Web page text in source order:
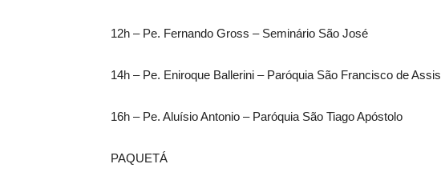
12h – Pe. Fernando Gross – Seminário São José
14h – Pe. Eniroque Ballerini – Paróquia São Francisco de Assis
16h – Pe. Aluísio Antonio – Paróquia São Tiago Apóstolo
PAQUETÁ